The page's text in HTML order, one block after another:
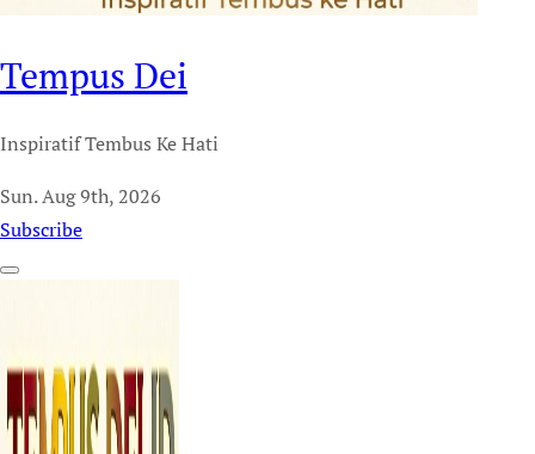
Tempus Dei
Inspiratif Tembus Ke Hati
Sun. Aug 9th, 2026
Subscribe